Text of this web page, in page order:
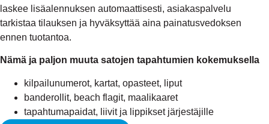
laskee lisäalennuksen automaattisesti, asiakaspalvelu
tarkistaa tilauksen ja hyväksyttää aina painatusvedoksen
ennen tuotantoa.
Nämä ja paljon muuta satojen tapahtumien kokemuksella
kilpailunumerot, kartat, opasteet, liput
banderollit, beach flagit, maalikaaret
tapahtumapaidat, liivit ja lippikset järjestäjille